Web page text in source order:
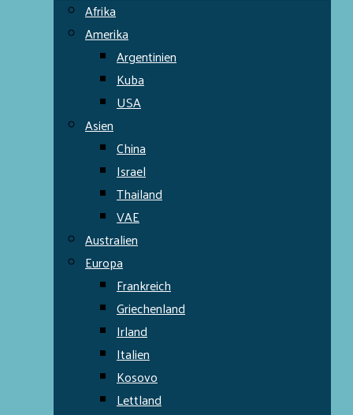
Afrika
Amerika
Argentinien
Kuba
USA
Asien
China
Israel
Thailand
VAE
Australien
Europa
Frankreich
Griechenland
Irland
Italien
Kosovo
Lettland